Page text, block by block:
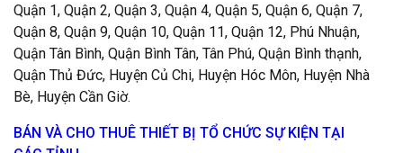
Quận 1, Quận 2, Quận 3, Quận 4, Quận 5, Quận 6, Quận 7,
Quận 8, Quận 9, Quận 10, Quận 11, Quận 12, Phú Nhuận,
Quận Tân Bình, Quận Bình Tân, Tân Phú, Quận Bình thạnh,
Quận Thủ Đức, Huyện Củ Chi, Huyện Hóc Môn, Huyện Nhà
Bè, Huyện Cần Giờ.
BÁN VÀ CHO THUÊ THIẾT BỊ TỔ CHỨC SỰ KIỆN TẠI